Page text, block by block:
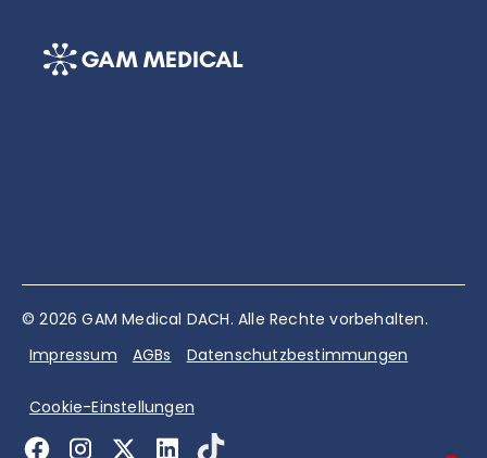
© 2026 GAM Medical DACH. Alle Rechte vorbehalten.
Impressum
AGBs Datenschutzbestimmungen
Cookie-Einstellungen